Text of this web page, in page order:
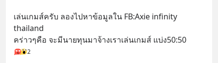
เล่นเกมส์ครับ ลองไปหาข้อมูลใน FB:Axie infinity
thailand
คร่าวๆคือ จะมีนายทุนมาจ้างเราเล่นเกมส์ แบ่ง50:50
2